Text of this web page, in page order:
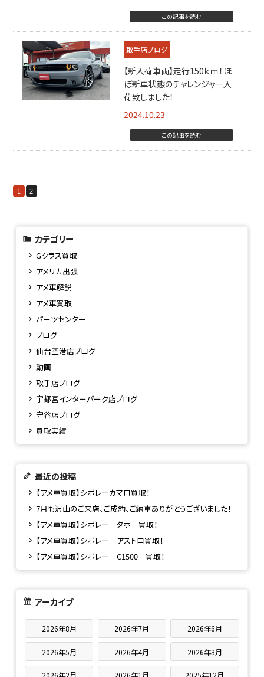
この記事を読む
取手店ブログ
【新入荷車両】走行150ｋｍ！ほ
ぼ新車状態のチャレンジャー入
荷致しました！
2024.10.23
この記事を読む
1 2
カテゴリー
Gクラス買取
アメリカ出張
アメ車解説
アメ車買取
パーツセンター
ブログ
仙台空港店ブログ
動画
取手店ブログ
宇都宮インターパーク店ブログ
守谷店ブログ
買取実績
最近の投稿
【アメ車買取】シボレーカマロ買取！
7月も沢山のご来店、ご成約、ご納車ありがとうございました！
【アメ車買取】シボレー タホ 買取！
【アメ車買取】シボレー アストロ買取！
【アメ車買取】シボレー C1500 買取！
アーカイブ
2026年8月 2026年7月 2026年6月
2026年5月 2026年4月 2026年3月